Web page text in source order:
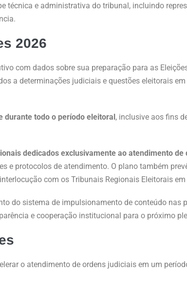
técnica e administrativa do tribunal, incluindo
2026
com dados sobre sua preparação para as
a determinações judiciais e questões eleitorais
durante todo o período eleitoral, inclusive aos fins
dedicados exclusivamente ao atendimento
e protocolos de atendimento. O plano também
com os Tribunais Regionais Eleitorais
do sistema de impulsionamento de conteúdo nas
e cooperação institucional para o próximo
o atendimento de ordens judiciais em um